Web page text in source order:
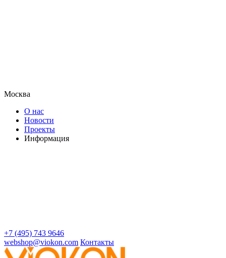
Москва
О нас
Новости
Проекты
Информация
+7 (495) 743 9646
webshop@viokon.com Контакты